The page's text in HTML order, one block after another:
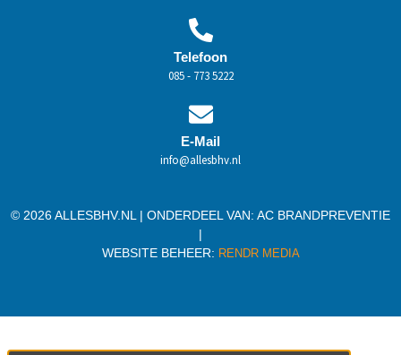
Telefoon
085 - 773 5222
E-Mail
info@allesbhv.nl
© 2026 ALLESBHV.NL | ONDERDEEL VAN: AC BRANDPREVENTIE
|
WEBSITE BEHEER: RENDR MEDIA